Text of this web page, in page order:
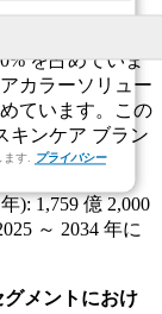
ます. プライバシー
を占めていま
カラーソリュー
ています。この
キンケア ブラン
): 1,759 億 2,000
～ 2034 年に
メントにおけ